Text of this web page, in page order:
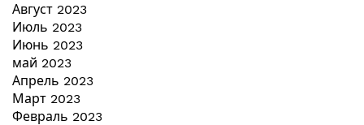
Август 2023
Июль 2023
Июнь 2023
май 2023
Апрель 2023
Март 2023
Февраль 2023